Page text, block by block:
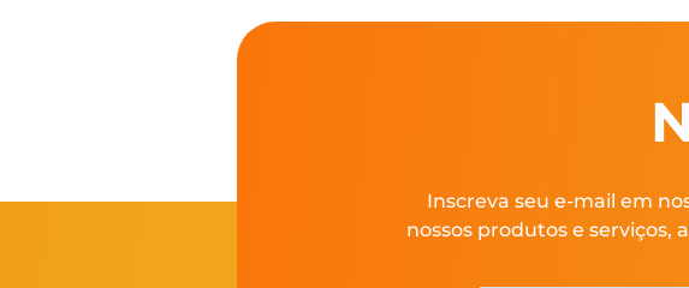
Inscreva seu e-mail em
nossos produtos e serviços,